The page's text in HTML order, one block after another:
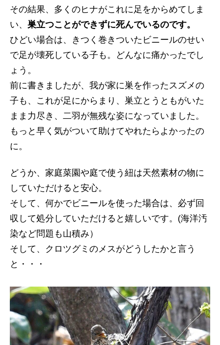
その結果、多くのヒナがこれに足をからめてしま
い、 巣立つことができずに死んでいるのです。
ひどい場合は、きつく巻きついたビニールのせい
で足が壊死している子も。どんなに痛かったでし
ょう。
前に書きましたが、我が家に巣を作ったスズメの
子も、これが足にからまり、巣立とうともがいた
まま力尽き、二羽が無残な姿になっていました。
もっと早く気がついて助けてやれたらよかったの
に。
どうか、家庭菜園や庭で使う紐は天然素材の物に
していただけると安心。
そして、何かでビニールを使った場合は、必ず回
収して処分していただけると嬉しいです。(海洋汚
染など問題も山積み）
そして、クロツグミのメスがどうしたかと言う
と・・・